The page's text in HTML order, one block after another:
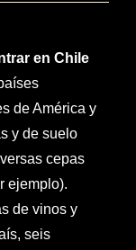
en Chile
de América y
y de suelo
cepas
ejemplo).
de vinos y
seis